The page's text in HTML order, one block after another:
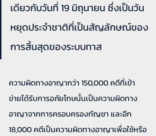
เดียวกับวันที่ 19 มิถุนายน ซึ่งเป็นวัน
หยุดประจำชาติที่เป็นสัญลักษณ์ของ
การสิ้นสุดของระบบทาส
ความผิดทางอาญากว่า 150,000 คดีที่เข้า
ข่ายได้รับการอภัยโทษนั้นเป็นความผิดทาง
อาญาจากการครอบครองกัญชา และอีก
18,000 คดีเป็นความผิดทางอาญาเพื่อใช้หรือ